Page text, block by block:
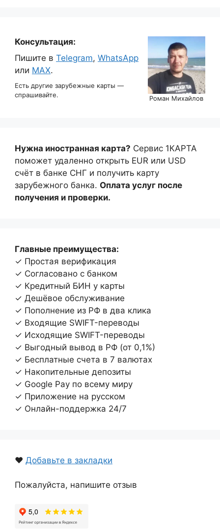
Консультация:
Пишите в Telegram, WhatsApp
или MAX.
Есть другие зарубежные карты —
спрашивайте.
Роман Михайлов
Нужна иностранная карта? Сервис 1КАРТА
поможет удаленно открыть EUR или USD
счёт в банке СНГ и получить карту
зарубежного банка. Оплата услуг после
получения и проверки.
Главные преимущества:
✓ Простая верификация
✓ Согласовано с банком
✓ Кредитный БИН у карты
✓ Дешёвое обслуживание
✓ Пополнение из РФ в два клика
✓ Входящие SWIFT-переводы
✓ Исходящие SWIFT-переводы
✓ Выгодный вывод в РФ (от 0,1%)
✓ Бесплатные счета в 7 валютах
✓ Накопительные депозиты
✓ Google Pay по всему миру
✓ Приложение на русском
✓ Онлайн-поддержка 24/7
❤️ Добавьте в закладки
Пожалуйста, напишите отзыв